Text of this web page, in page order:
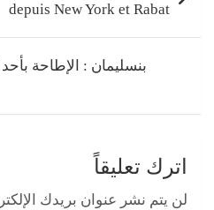
depuis New York et Rabat
بنسليمان : الإطاحة
اترك تعليقاً
لن يتم نشر عنوان بريدك